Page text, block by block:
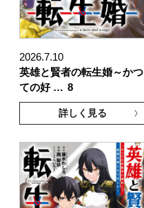
2026.7.10
英雄と賢者の転生婚～かつ
ての好 … 8
詳しく見る